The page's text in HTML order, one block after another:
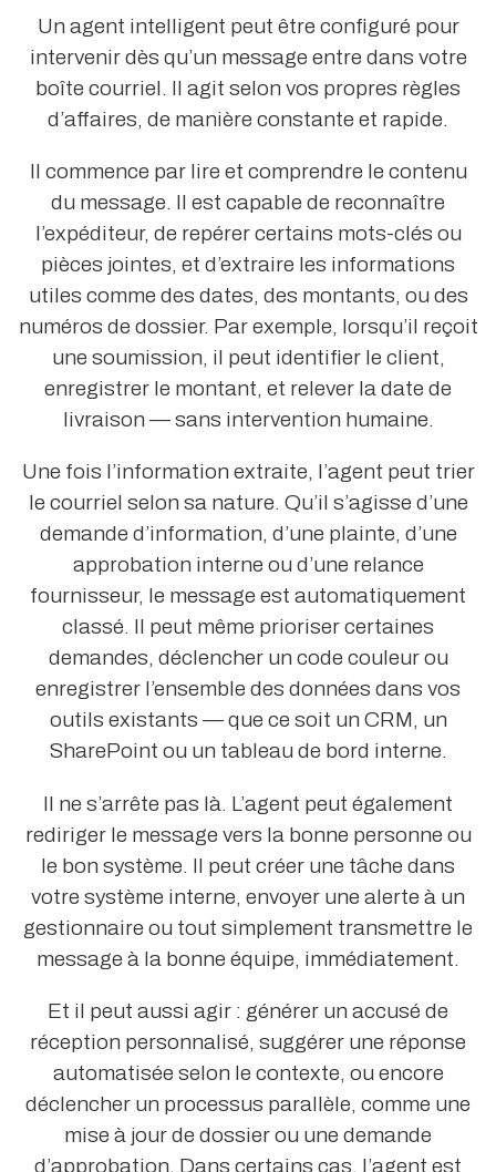
Un agent intelligent peut être configuré pour
intervenir dès qu’un message entre dans votre
boîte courriel. Il agit selon vos propres règles
d’affaires, de manière constante et rapide.
Il commence par lire et comprendre le contenu
du message. Il est capable de reconnaître
l’expéditeur, de repérer certains mots-clés ou
pièces jointes, et d’extraire les informations
utiles comme des dates, des montants, ou des
numéros de dossier. Par exemple, lorsqu’il reçoit
une soumission, il peut identifier le client,
enregistrer le montant, et relever la date de
livraison — sans intervention humaine.
Une fois l’information extraite, l’agent peut trier
le courriel selon sa nature. Qu’il s’agisse d’une
demande d’information, d’une plainte, d’une
approbation interne ou d’une relance
fournisseur, le message est automatiquement
classé. Il peut même prioriser certaines
demandes, déclencher un code couleur ou
enregistrer l’ensemble des données dans vos
outils existants — que ce soit un CRM, un
SharePoint ou un tableau de bord interne.
Il ne s’arrête pas là. L’agent peut également
rediriger le message vers la bonne personne ou
le bon système. Il peut créer une tâche dans
votre système interne, envoyer une alerte à un
gestionnaire ou tout simplement transmettre le
message à la bonne équipe, immédiatement.
Et il peut aussi agir : générer un accusé de
réception personnalisé, suggérer une réponse
automatisée selon le contexte, ou encore
déclencher un processus parallèle, comme une
mise à jour de dossier ou une demande
d’approbation. Dans certains cas, l’agent est